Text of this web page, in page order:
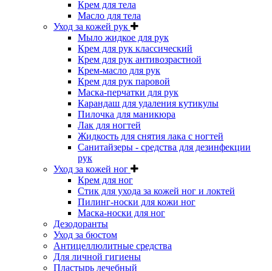
Крем для тела
Масло для тела
Уход за кожей рук
Мыло жидкое для рук
Крем для рук классический
Крем для рук антивозрастной
Крем-масло для рук
Крем для рук паровой
Маска-перчатки для рук
Карандаш для удаления кутикулы
Пилочка для маникюра
Лак для ногтей
Жидкость для снятия лака с ногтей
Санитайзеры - средства для дезинфекции
рук
Уход за кожей ног
Крем для ног
Стик для ухода за кожей ног и локтей
Пилинг-носки для кожи ног
Маска-носки для ног
Дезодоранты
Уход за бюстом
Антицеллюлитные средства
Для личной гигиены
Пластырь лечебный